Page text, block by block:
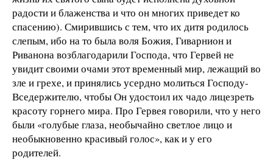
радости и блаженства и что он многих приведет ко
спасению). Смирившись с тем, что их дитя родилось
слепым, ибо на то была воля Божия, Гиварнион и
Риванона возблагодарили Господа, что Гервей не
увидит своими очами этот временный мир, лежащий во
зле и грехе, и принялись усердно молиться Господу-
Вседержителю, чтобы Он удостоил их чадо лицезреть
красоту горнего мира. Про Гервея говорили, что у него
были «голубые глаза, необычайно светлое лицо и
необыкновенно красивый голос», как и у его
родителей.